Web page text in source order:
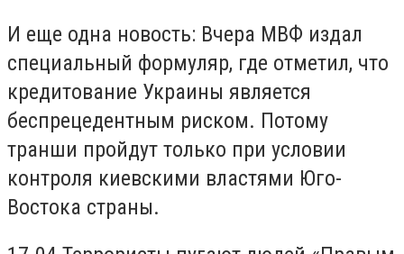
И еще одна новость: Вчера МВФ издал
специальный формуляр, где отметил, что
кредитование Украины является
беспрецедентным риском. Потому
транши пройдут только при условии
контроля киевскими властями Юго-
Востока страны.